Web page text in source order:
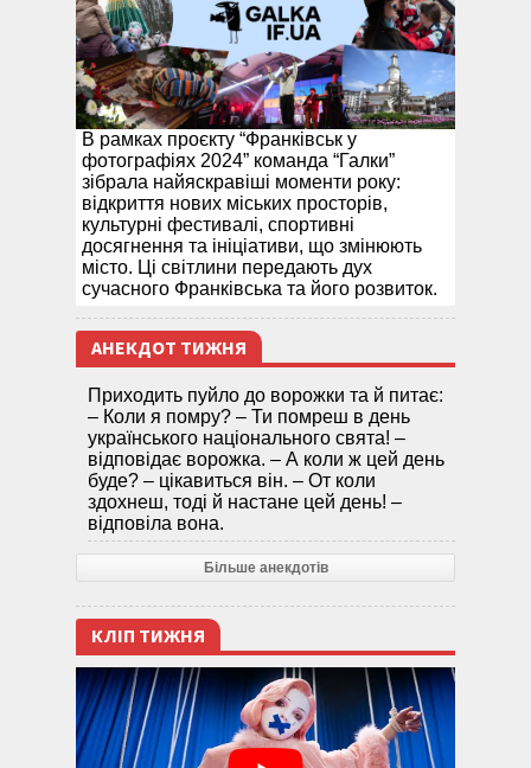
В рамках проєкту “Франківськ у
фотографіях 2024” команда “Галки”
зібрала найяскравіші моменти року:
відкриття нових міських просторів,
культурні фестивалі, спортивні
досягнення та ініціативи, що змінюють
місто. Ці світлини передають дух
сучасного Франківська та його розвиток.
АНЕКДОТ ТИЖНЯ
Приходить пуйло до ворожки та й питає:
– Коли я помру? – Ти помреш в день
українського національного свята! –
відповідає ворожка. – А коли ж цей день
буде? – цікавиться він. – От коли
здохнеш, тоді й настане цей день! –
відповіла вона.
Більше анекдотів
КЛІП ТИЖНЯ